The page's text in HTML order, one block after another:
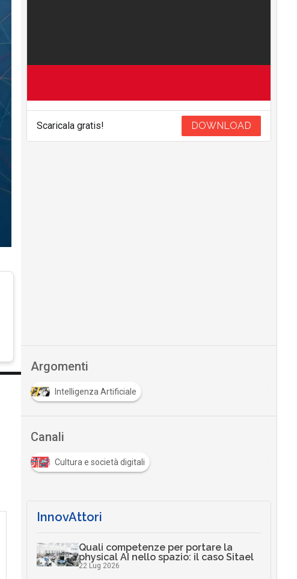
Scaricala gratis! DOWNLOAD
Argomenti
Intelligenza Artificiale
Canali
Cultura e società digitali
InnovAttori
Quali competenze per portare la
physical AI nello spazio: il caso Sitael
22 Lug 2026